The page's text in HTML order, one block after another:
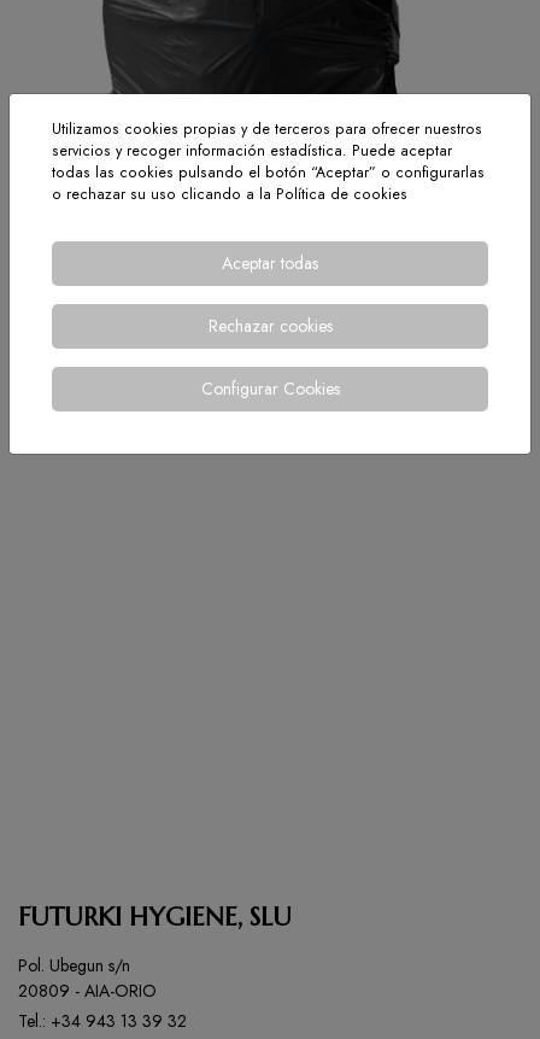
Medida: 110x110 cm. Galga: 200. Presentación: Paquete de
200 unidades.
< VOLVER
FUTURKI HYGIENE, SLU
Pol. Ubegun s/n
20809 - AIA-ORIO
Tel.: +34 943 13 39 32
Utilizamos cookies propias y de terceros para ofrecer nuestros
servicios y recoger información estadística. Puede aceptar
todas las cookies pulsando el botón “Aceptar” o configurarlas
o rechazar su uso clicando a la Política de cookies
Aceptar todas
Rechazar cookies
Configurar Cookies